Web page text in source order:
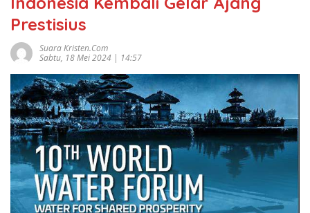
Prestisius
Suara Kristen.com
Sabtu, 18 Mei 2024 | 14:57